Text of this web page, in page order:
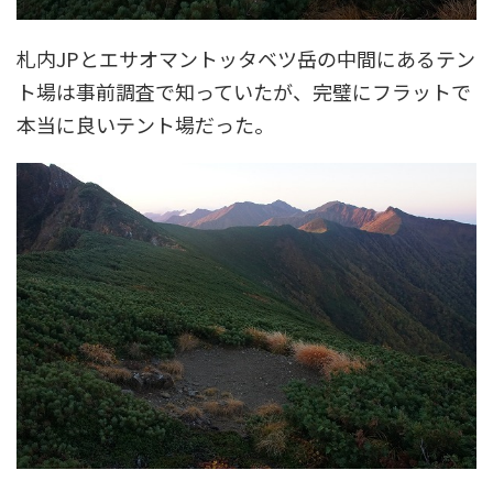
札内JPとエサオマントッタベツ岳の中間にあるテン
ト場は事前調査で知っていたが、完璧にフラットで
本当に良いテント場だった。